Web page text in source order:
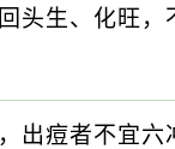
头生、化旺，
出痘者不宜六